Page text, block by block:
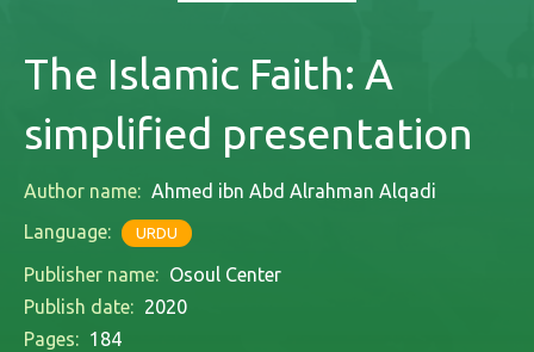
The Islamic Faith: A
simplified presentation
Author name: Ahmed ibn Abd Alrahman Alqadi
Language:
URDU
Publisher name: Osoul Center
Publish date: 2020
Pages: 184